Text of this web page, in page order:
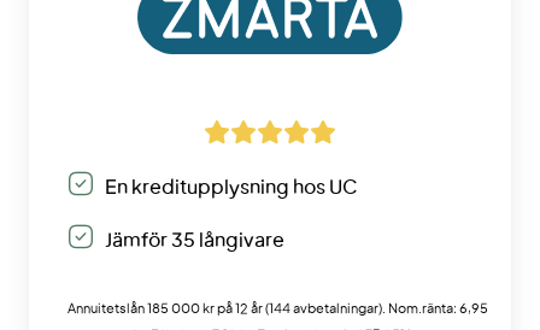
En kreditupplysning hos UC
Jämför 35 långivare
Annuitetslån 185 000 kr på 12 år (144 avbetalningar). Nom.ränta: 6,95